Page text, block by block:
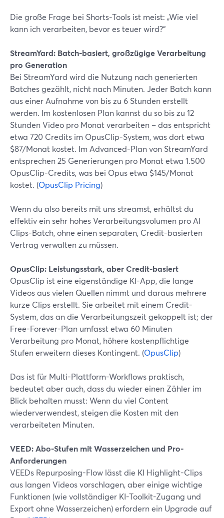
Die große Frage bei Shorts-Tools ist meist: „Wie viel
kann ich verarbeiten, bevor es teuer wird?“
StreamYard: Batch-basiert, großzügige Verarbeitung
pro Generation
Bei StreamYard wird die Nutzung nach generierten
Batches gezählt, nicht nach Minuten. Jeder Batch kann
aus einer Aufnahme von bis zu 6 Stunden erstellt
werden. Im kostenlosen Plan kannst du so bis zu 12
Stunden Video pro Monat verarbeiten – das entspricht
etwa 720 Credits im OpusClip-System, was dort etwa
$87/Monat kostet. Im Advanced-Plan von StreamYard
entsprechen 25 Generierungen pro Monat etwa 1.500
OpusClip-Credits, was bei Opus etwa $145/Monat
kostet. (OpusClip Pricing)
Wenn du also bereits mit uns streamst, erhältst du
effektiv ein sehr hohes Verarbeitungsvolumen pro AI
Clips-Batch, ohne einen separaten, Credit-basierten
Vertrag verwalten zu müssen.
OpusClip: Leistungsstark, aber Credit-basiert
OpusClip ist eine eigenständige KI-App, die lange
Videos aus vielen Quellen nimmt und daraus mehrere
kurze Clips erstellt. Sie arbeitet mit einem Credit-
System, das an die Verarbeitungszeit gekoppelt ist; der
Free-Forever-Plan umfasst etwa 60 Minuten
Verarbeitung pro Monat, höhere kostenpflichtige
Stufen erweitern dieses Kontingent. (OpusClip)
Das ist für Multi-Plattform-Workflows praktisch,
bedeutet aber auch, dass du wieder einen Zähler im
Blick behalten musst: Wenn du viel Content
wiederverwendest, steigen die Kosten mit den
verarbeiteten Minuten.
VEED: Abo-Stufen mit Wasserzeichen und Pro-
Anforderungen
VEEDs Repurposing-Flow lässt die KI Highlight-Clips
aus langen Videos vorschlagen, aber einige wichtige
Funktionen (wie vollständiger KI-Toolkit-Zugang und
Export ohne Wasserzeichen) erfordern ein Upgrade auf